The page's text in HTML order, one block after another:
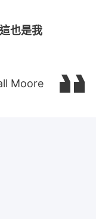
也是我
Moore